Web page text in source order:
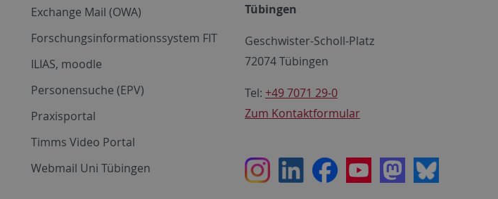
Exchange Mail (OWA)
Forschungsinformationssystem FIT
ILIAS, moodle
Personensuche (EPV)
Praxisportal
Timms Video Portal
Webmail Uni Tübingen
Tübingen
Geschwister-Scholl-Platz
72074 Tübingen
Tel: +49 7071 29-0
Zum Kontaktformular
InstagramLinkedInFacebookYoutubeMastodon
Bluesky